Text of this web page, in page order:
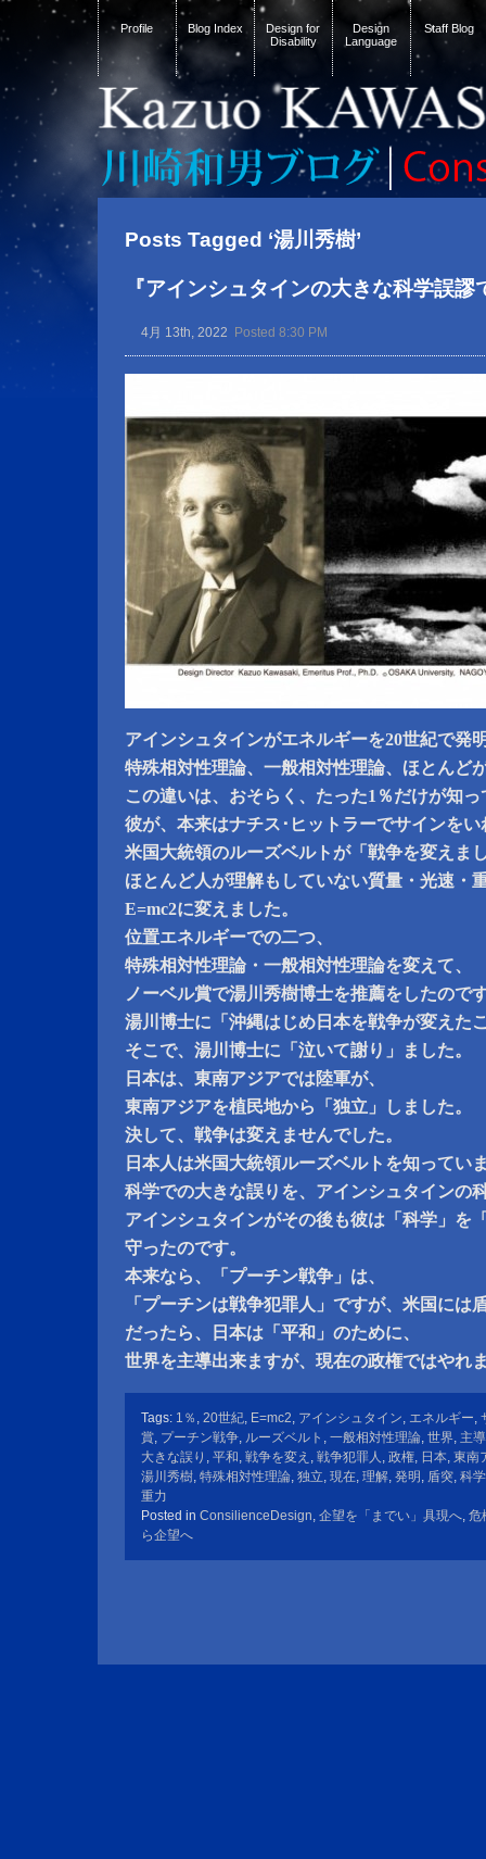
Profile Blog Index
Design for
Disability
Design
Language
Staff Blog
Posts Tagged ‘湯川秀樹’
『アインシュタインの大きな科学誤謬
4月 13th, 2022 Posted 8:30 PM
アインシュタインがエネルギーを20世紀で発
特殊相対性理論、一般相対性理論、ほとんど
この違いは、おそらく、たった1％だけが知っ
彼が、本来はナチス･ヒットラーでサインをい
米国大統領のルーズベルトが「戦争を変えま
ほとんど人が理解もしていない質量・光速・
E=mc2に変えました。
位置エネルギーでの二つ、
特殊相対性理論・一般相対性理論を変えて、
ノーベル賞で湯川秀樹博士を推薦をしたので
湯川博士に「沖縄はじめ日本を戦争が変えた
そこで、湯川博士に「泣いて謝り」ました。
日本は、東南アジアでは陸軍が、
東南アジアを植民地から「独立」しました。
決して、戦争は変えませんでした。
日本人は米国大統領ルーズベルトを知ってい
科学での大きな誤りを、アインシュタインの
アインシュタインがその後も彼は「科学」を
守ったのです。
本来なら、「プーチン戦争」は、
「プーチンは戦争犯罪人」ですが、米国には
だったら、日本は「平和」のために、
世界を主導出来ますが、現在の政権ではやれ
Tags: 1％ , 20世紀, E=mc2, アインシュタイン, エネルギー,
賞, プーチン戦争, ルーズベルト , 一般相対性理論, 世界, 主導
大きな誤り , 平和, 戦争を変え , 戦争犯罪人 , 政権, 日本, 東南
湯川秀樹, 特殊相対性理論, 独立, 現在, 理解, 発明 , 盾突, 科学
重力
Posted in ConsilienceDesign, 企望を「までい」具現へ, 危
ら企望へ